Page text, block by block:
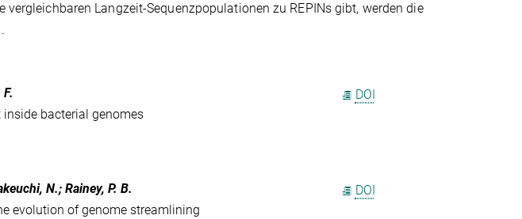
vergleichbaren Langzeit-Sequenzpopulationen zu REPINs gibt, werden die
bacterial genomes
DOI
N.; Rainey, P. B.
evolution of genome streamlining
DOI